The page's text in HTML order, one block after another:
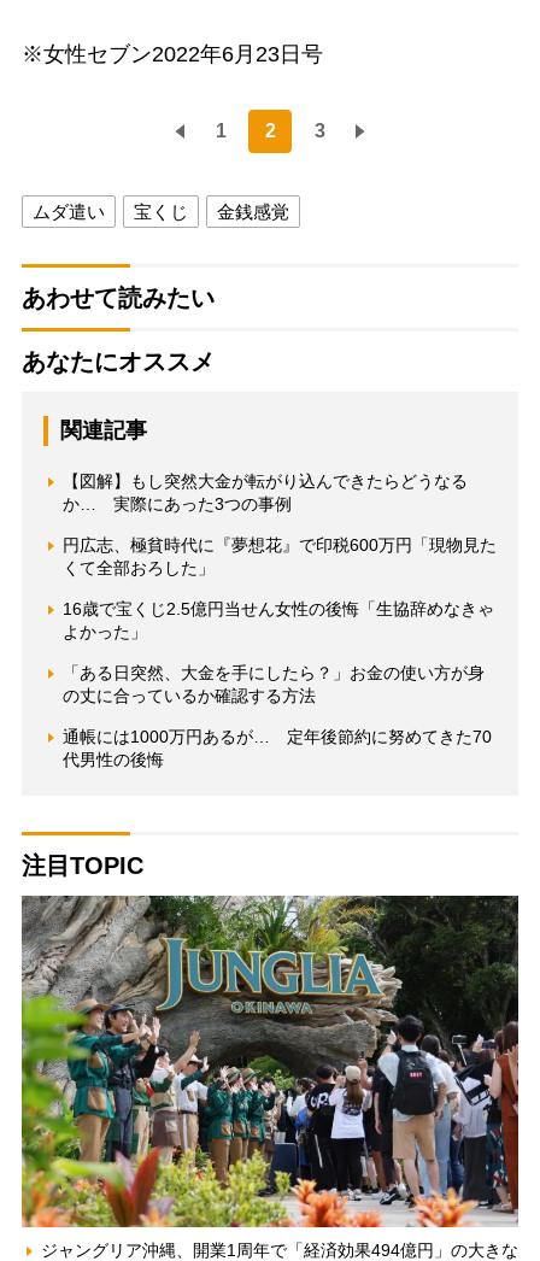
※女性セブン2022年6月23日号
1 2 3
ムダ遣い 宝くじ 金銭感覚
あわせて読みたい
あなたにオススメ
関連記事
【図解】もし突然大金が転がり込んできたらどうなる
か… 実際にあった3つの事例
円広志、極貧時代に『夢想花』で印税600万円「現物見た
くて全部おろした」
16歳で宝くじ2.5億円当せん女性の後悔「生協辞めなきゃ
よかった」
「ある日突然、大金を手にしたら？」お金の使い方が身
の丈に合っているか確認する方法
通帳には1000万円あるが… 定年後節約に努めてきた70
代男性の後悔
注目TOPIC
ジャングリア沖縄、開業1周年で「経済効果494億円」の大きな